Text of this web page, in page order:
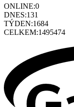
ONLINE:0
DNES:131
TÝDEN:1684
CELKEM:1495474